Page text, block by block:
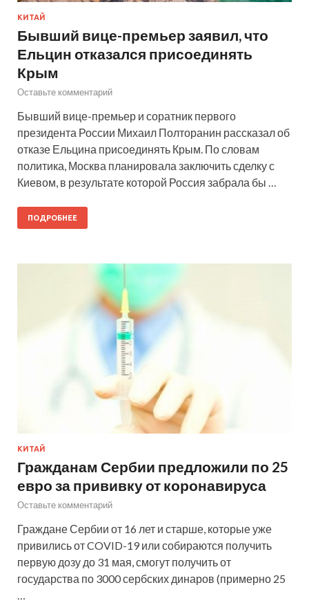
КИТАЙ
Бывший вице-премьер заявил, что
Ельцин отказался присоединять
Крым
Оставьте комментарий
Бывший вице-премьер и соратник первого
президента России Михаил Полторанин рассказал об
отказе Ельцина присоединять Крым. По словам
политика, Москва планировала заключить сделку с
Киевом, в результате которой Россия забрала бы …
ПОДРОБНЕЕ
КИТАЙ
Гражданам Сербии предложили по 25
евро за прививку от коронавируса
Оставьте комментарий
Граждане Сербии от 16 лет и старше, которые уже
привились от COVID-19 или собираются получить
первую дозу до 31 мая, смогут получить от
государства по 3000 сербских динаров (примерно 25
…